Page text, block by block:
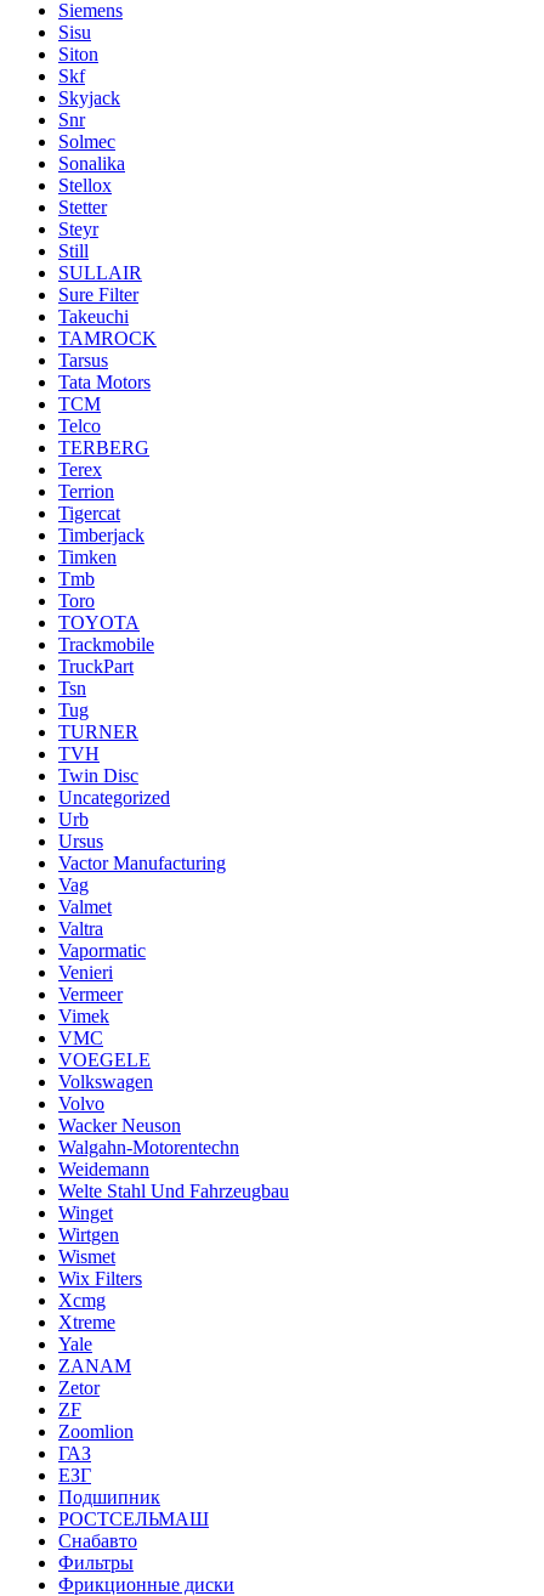
Siemens
Sisu
Siton
Skf
Skyjack
Snr
Solmec
Sonalika
Stellox
Stetter
Steyr
Still
SULLAIR
Sure Filter
Takeuchi
TAMROCK
Tarsus
Tata Motors
TCM
Telco
TERBERG
Terex
Terrion
Tigercat
Timberjack
Timken
Tmb
Toro
TOYOTA
Trackmobile
TruckPart
Tsn
Tug
TURNER
TVH
Twin Disc
Uncategorized
Urb
Ursus
Vactor Manufacturing
Vag
Valmet
Valtra
Vapormatic
Venieri
Vermeer
Vimek
VMC
VOEGELE
Volkswagen
Volvo
Wacker Neuson
Walgahn-Motorentechn
Weidemann
Welte Stahl Und Fahrzeugbau
Winget
Wirtgen
Wismet
Wix Filters
Xcmg
Xtreme
Yale
ZANAM
Zetor
ZF
Zoomlion
ГАЗ
ЕЗГ
Подшипник
РОСТСЕЛЬМАШ
Снабавто
Фильтры
Фрикционные диски